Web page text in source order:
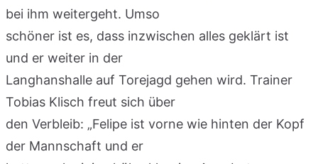
bei ihm weitergeht. Umso
schöner ist es, dass inzwischen alles geklärt ist
und er weiter in der
Langhanshalle auf Torejagd gehen wird. Trainer
Tobias Klisch freut sich über
den Verbleib: „Felipe ist vorne wie hinten der Kopf
der Mannschaft und er